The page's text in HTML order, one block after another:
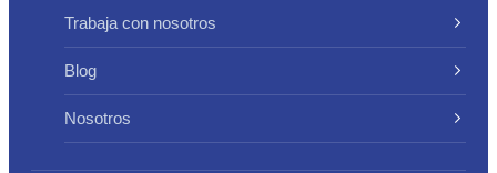
Trabaja con nosotros
Blog
Nosotros